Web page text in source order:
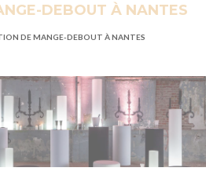
DEBOUT À NANTES
DE MANGE-DEBOUT À NANTES